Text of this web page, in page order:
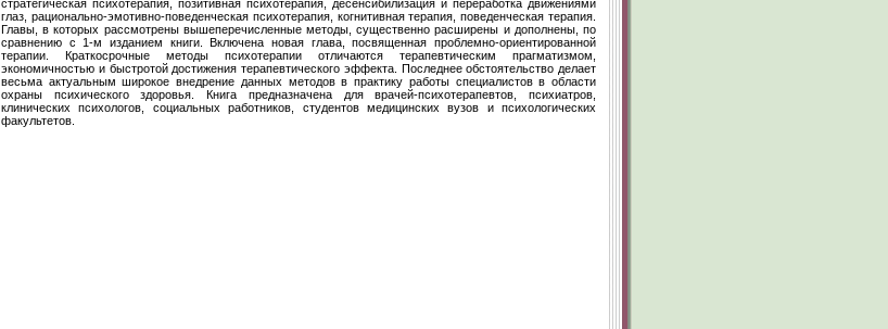
стратегическая психотерапия, позитивная психотерапия, десенсибилизация и переработка движениями
глаз, рационально-эмотивно-поведенческая психотерапия, когнитивная терапия, поведенческая терапия.
Главы, в которых рассмотрены вышеперечисленные методы, существенно расширены и дополнены, по
сравнению с 1-м изданием книги. Включена новая глава, посвященная проблемно-ориентированной
терапии. Краткосрочные методы психотерапии отличаются терапевтическим прагматизмом,
экономичностью и быстротой достижения терапевтического эффекта. Последнее обстоятельство делает
весьма актуальным широкое внедрение данных методов в практику работы специалистов в области
охраны психического здоровья. Книга предназначена для врачей-психотерапевтов, психиатров,
клинических психологов, социальных работников, студентов медицинских вузов и психологических
факультетов.